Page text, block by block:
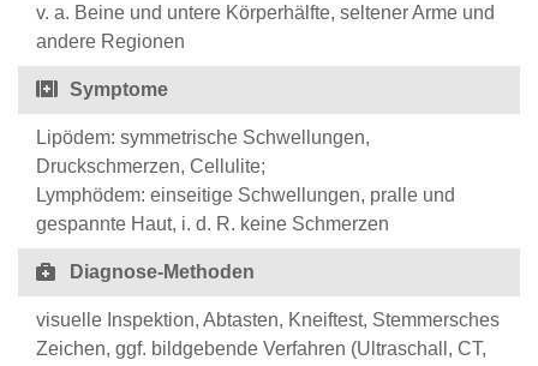
v. a. Beine und untere Körperhälfte, seltener Arme und
andere Regionen
Symptome
Lipödem: symmetrische Schwellungen,
Druckschmerzen, Cellulite;
Lymphödem: einseitige Schwellungen, pralle und
gespannte Haut, i. d. R. keine Schmerzen
Diagnose-Methoden
visuelle Inspektion, Abtasten, Kneiftest, Stemmersches
Zeichen, ggf. bildgebende Verfahren (Ultraschall, CT,